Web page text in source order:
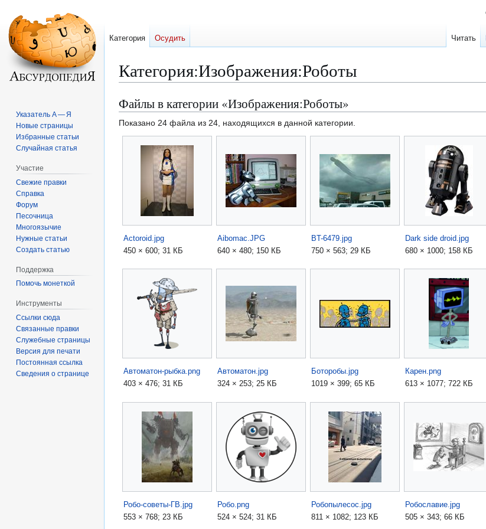
Категория:Изображения:Роботы
Перейти
к
навигации
Перейти
к
поиску
Файлы в категории «Изображения:Роботы»
Показано 24 файла из 24, находящихся в данной категории.
Actoroid.jpg
450 × 600; 31 КБ
Aibomac.JPG
640 × 480; 150 КБ
BT-6479.jpg
750 × 563; 29 КБ
Dark side droid.jpg
680 × 1000; 158 КБ
Автоматон-рыбка.png
403 × 476; 31 КБ
Автоматон.jpg
324 × 253; 25 КБ
Боторобы.jpg
1019 × 399; 65 КБ
Карен.png
613 × 1077; 722 КБ
Робо-советы-ГВ.jpg
553 × 768; 23 КБ
Робо.png
524 × 524; 31 КБ
Робопылесос.jpg
811 × 1082; 123 КБ
Робославие.jpg
505 × 343; 66 КБ
Категория Осудить Читать
Указатель А — Я
Новые страницы
Избранные статьи
Случайная статья
Участие
Свежие правки
Справка
Форум
Песочница
Многоязычие
Нужные статьи
Создать статью
Поддержка
Помочь монеткой
Инструменты
Ссылки сюда
Связанные правки
Служебные страницы
Версия для печати
Постоянная ссылка
Сведения о странице